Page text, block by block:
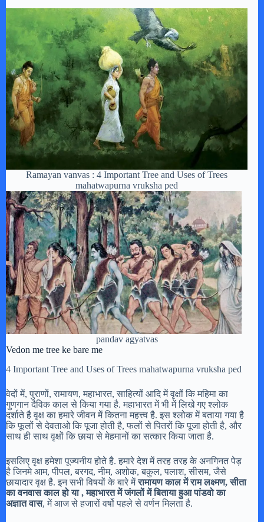
Ramayan vanvas : 4 Important Tree and Uses of Trees
mahatwapurna vruksha ped
pandav agyatvas
Vedon me tree ke bare me
4 Important Tree and Uses of Trees mahatwapurna vruksha ped
वेदों में, पुराणों, रामायण, महाभारत, साहित्यों आदि में वृक्षों कि महिमा का
गुणगान दैविक काल से किया गया है. महाभारत में भी में लिखे गए श्लोक
दर्शाते है वृक्ष का हमारे जीवन में कितना महत्त्व है. इस श्लोक में बताया गया है
कि फूलों से देवताओ कि पूजा होती है, फलों से पितरों कि पूजा होती है, और
साथ ही साथ वृक्षों कि छाया से मेहमानों का सत्कार किया जाता है.
इसलिए वृक्ष हमेशा पूज्यनीय होते है. हमारे देश में तरह तरह के अनगिनत पेड़
है जिनमे आम, पीपल, बरगद, नीम, अशोक, बकुल, पलाश, सीसम, जैसे
छायादार वृक्ष है. इन सभी विषयों के बारे मेंरामायण काल में राम लक्ष्मण, सीता
का वनवास काल हो या , महाभारत में जंगलों में बिताया हुआ पांडवो का
अज्ञात वास, में आज से हजारों वर्षो पहले से वर्णन मिलता है.